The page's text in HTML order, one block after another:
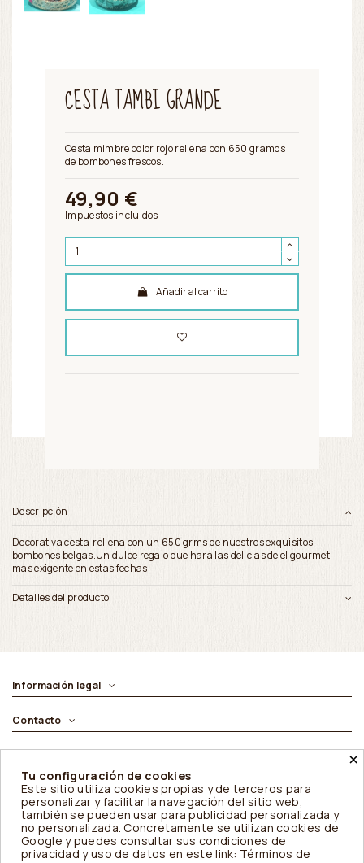
CESTA TAMBI GRANDE
Cesta mimbre color rojo rellena con 650 gramos
de bombones frescos.
49,90 €
Impuestos incluidos
Añadir al carrito
Descripción
Decorativa cesta rellena con un 650 grms de nuestros exquisitos
bombones belgas.Un dulce regalo que hará las delicias de el gourmet
más exigente en estas fechas
Detalles del producto
Información legal
Contacto
Newsletter
© Daterin S.L.
×
Tu configuración de cookies
Este sitio utiliza cookies propias y de terceros para
personalizar y facilitar la navegación del sitio web,
también se pueden usar para publicidad personalizada y
no personalizada. Concretamente se utilizan cookies de
Google y puedes consultar sus condiciones de
privacidad y uso de datos en este link: Términos de